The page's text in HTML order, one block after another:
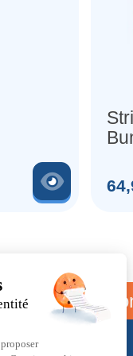
Voir le
Prix
Livraison